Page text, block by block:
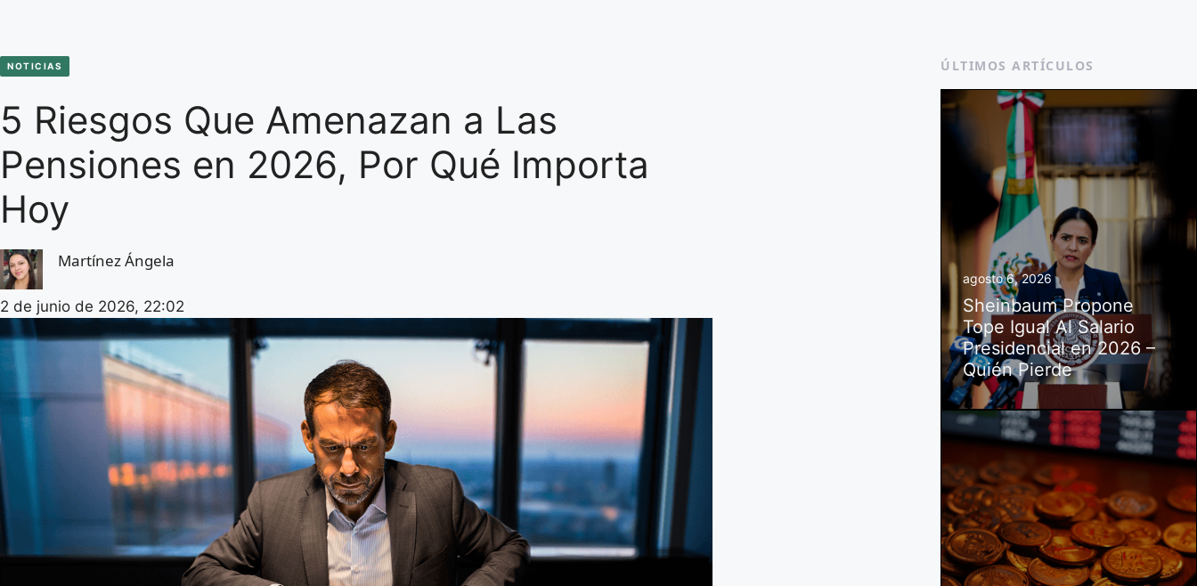
NOTICIAS
5 Riesgos Que Amenazan a Las
Pensiones en 2026, Por Qué Importa
Hoy
Martínez Ángela
2 de junio de 2026, 22:02
ÚLTIMOS ARTÍCULOS
agosto 6, 2026
Sheinbaum Propone
Tope Igual Al Salario
Presidencial en 2026 –
Quién Pierde